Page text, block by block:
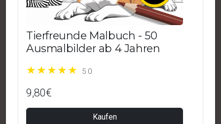
Tierfreunde Malbuch - 50
Ausmalbilder ab 4 Jahren
5.0
9,80€
Kaufen